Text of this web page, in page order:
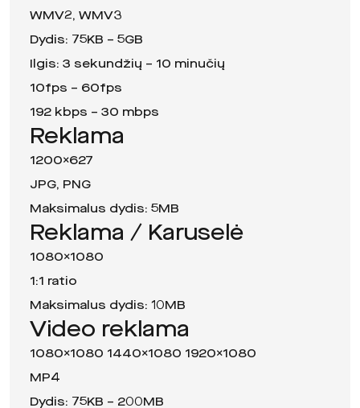
WMV2, WMV3
Dydis: 75KB – 5GB
Ilgis: 3 sekundžių – 10 minučių
10fps – 60fps
192 kbps – 30 mbps
Reklama
1200×627
JPG, PNG
Maksimalus dydis: 5MB
Reklama / Karuselė
1080×1080
1:1 ratio
Maksimalus dydis: 10MB
Video reklama
1080×1080 1440×1080 1920×1080
MP4
Dydis: 75KB – 200MB